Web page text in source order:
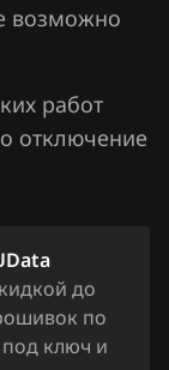
возможно
работ
отключение
до
по
ключ и